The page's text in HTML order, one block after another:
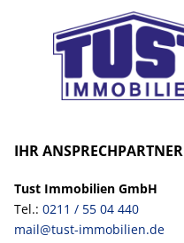
IHR ANSPRECHPARTNER
Tust Immobilien GmbH
Tel.: 0211 / 55 04 440
mail@tust-immobilien.de